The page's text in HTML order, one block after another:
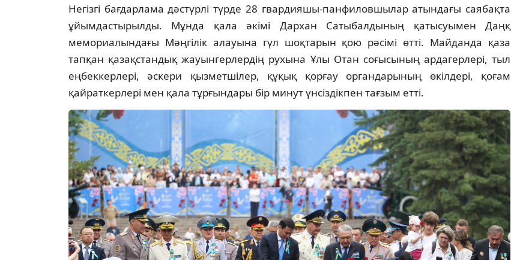
Негізгі бағдарлама дәстүрлі түрде 28 гвардияшы-панфиловшылар атындағы саябақта
ұйымдастырылды. Мұнда қала әкімі Дархан Сатыбалдының қатысуымен Даңқ
мемориалындағы Мәңгілік алауына гүл шоқтарын қою рәсімі өтті. Майданда қаза
тапқан қазақстандық жауынгерлердің рухына Ұлы Отан соғысының ардагерлері, тыл
еңбеккерлері, әскери қызметшілер, құқық қорғау органдарының өкілдері, қоғам
қайраткерлері мен қала тұрғындары бір минут үнсіздікпен тағзым етті.